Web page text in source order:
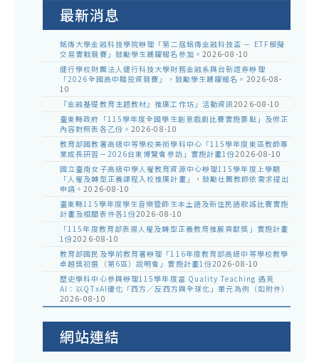
最新消息
銘傳大學金融科技學院辦理「第二屆銘傳金融科技盃 － ETF模擬
交易實戰競賽」鼓勵學生踴躍報名參加。 2026-08-10
健行學校財團法人健行科技大學財務金融系與台新證券辦理
「2026全國高中職投資競賽」，鼓勵學生踴躍報名。 2026-08-
10
『金融基礎教育主題教材』推廣工作坊」活動資訊2026-08-10
臺東縣政府「115學年度全國學生創意戲劇比賽實施要點」及修正
內容對照表各乙份。 2026-08-10
教育部國教署高級中等學校美術學科中心「115學年度東區教師專
業成長研習－2026台東博覽會參訪」實施計畫1份2026-08-10
國立臺南女子高級中學人權教育資源中心辦理115學年度上學期
「人權及轉型正義課程入校推廣計畫」，鼓勵社團教師依需求提出
申請。2026-08-10
臺東縣115學年度學生音樂暨師生本土語及新住民語歌謠比賽實施
計畫及相關表件各1份2026-08-10
「115年度教育部表揚人權及轉型正義教育推展貢獻獎」實施計畫
1份2026-08-10
教育部國民及學前教育署辦理「116年度教育部高級中等學校教學
卓越獎初選（第6區）說明會」實施計畫1份2026-08-10
歷史學科中心參與辦理115學年度當 Quality Teaching 遇見
AI：以QTxAI優化「西方／反西方與全球化」單元為例（如附件）
2026-08-10
網站連結